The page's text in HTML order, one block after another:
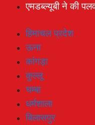
एमडब्ल्यूबी ने की
हिमाचल प्रदेश
ऊना
कांगड़ा
कुल्लू
चम्बा
धर्मशाला
बिलासपुर